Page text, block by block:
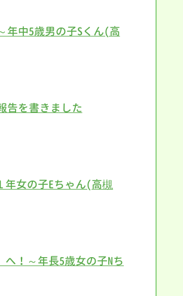
年中5歳男の子Sくん(高
告を書きました
年女の子Eちゃん(高槻
！～年長5歳女の子Nち